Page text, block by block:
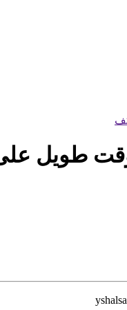
طويل على